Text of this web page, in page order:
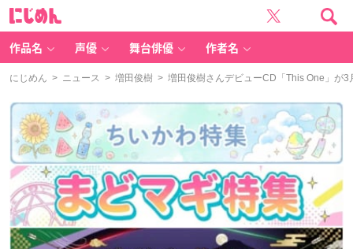
作品名 声優 舞台俳優 作者名
にじめん > ニュース > 増田俊樹 > 増田俊樹さんデビューCD「This One」が